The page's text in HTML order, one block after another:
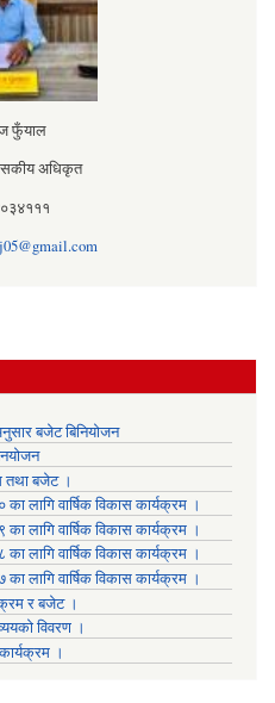
फुँयाल
अधिकृत
बजेट बिनियोजन
तथा बजेट ।
लागि वार्षिक विकास कार्यक्रम ।
लागि वार्षिक विकास कार्यक्रम ।
लागि वार्षिक विकास कार्यक्रम ।
लागि वार्षिक विकास कार्यक्रम ।
र बजेट ।
विवरण ।
।